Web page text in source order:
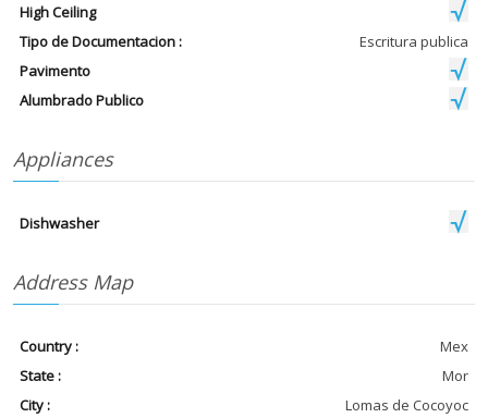
High Ceiling
Tipo de Documentacion :
Escritura publica
Pavimento
Alumbrado Publico
Appliances
Dishwasher
Address Map
Country :
Mex
State :
Mor
City :
Lomas de Cocoyoc